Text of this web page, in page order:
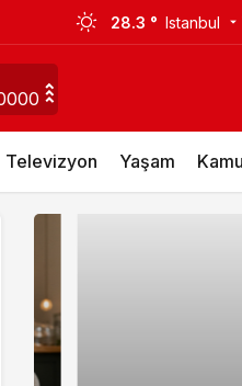
28.3 ° Istanbul
Televizyon Yaşam